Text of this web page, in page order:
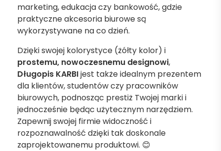
marketing, edukacja czy bankowość, gdzie
praktyczne akcesoria biurowe są
wykorzystywane na co dzień.
Dzięki swojej kolorystyce (żółty kolor) i
prostemu, nowoczesnemu designowi,
Długopis KARBIjest także idealnym prezentem
dla klientów, studentów czy pracowników
biurowych, podnosząc prestiż Twojej marki i
jednocześnie będąc użytecznym narzędziem.
Zapewnij swojej firmie widoczność i
rozpoznawalność dzięki tak doskonale
zaprojektowanemu produktowi. 😊